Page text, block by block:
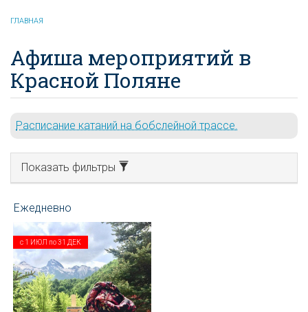
ГЛАВНАЯ
Афиша мероприятий в
Красной Поляне
Расписание катаний на бобслейной трассе.
Показать фильтры
с 1 ИЮЛ по31 ДЕК